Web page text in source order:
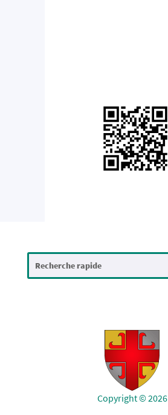
Copyright © 2026